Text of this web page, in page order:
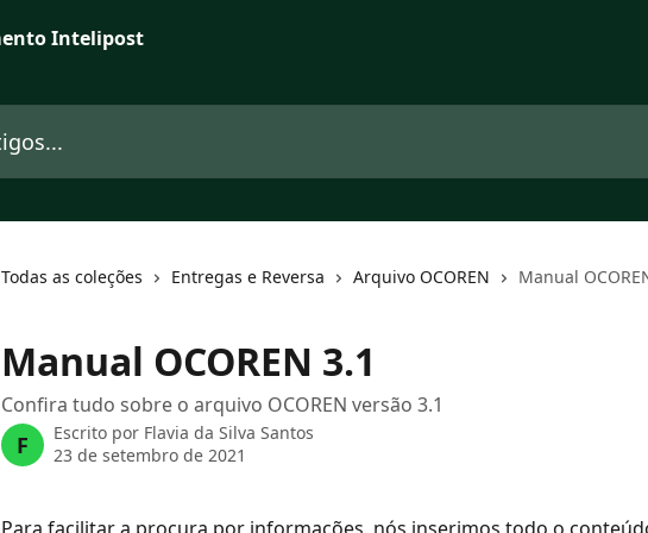
Todas as coleções Entregas e Reversa Arquivo OCOREN Manual
Manual OCOREN 3.1
Confira tudo sobre o arquivo OCOREN versão 3.1
F Escrito por Flavia da Silva Santos
23 de setembro de 2021